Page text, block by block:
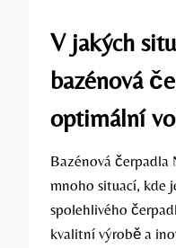
V jakých
bazénová
optimální
Bazénová čerpadla
mnoho situací, kde
spolehlivého
kvalitní výrobě a